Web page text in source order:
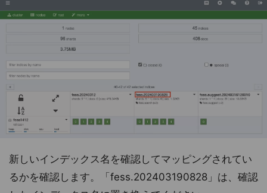
新しいインデックス名を確認してマッピングされてい
るかを確認します。「fess.202403190828」は、確認